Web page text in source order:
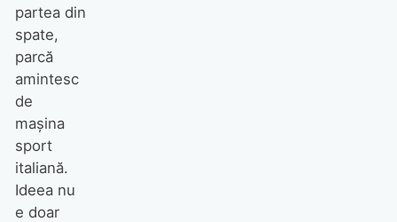
partea din
spate,
parcă
amintesc
de
maşina
sport
italiană.
Ideea nu
e doar